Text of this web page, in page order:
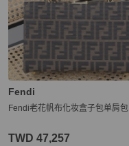
Fendi
Fendi老花帆布化妆盒子包单肩包
TWD 47,257